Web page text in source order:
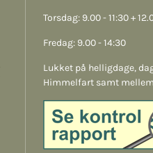
Torsdag: 9.00 - 11:30 +
Fredag: 9.00 - 14:30
Lukket på helligdage,
Himmelfart samt